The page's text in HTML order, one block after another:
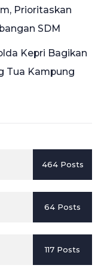
Prioritaskan
SDM
Kepri Bagikan
Tua Kampung
464 Posts
64 Posts
117 Posts